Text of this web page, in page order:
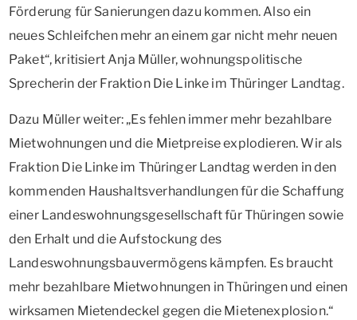
Förderung für Sanierungen dazu kommen. Also ein
neues Schleifchen mehr an einem gar nicht mehr neuen
Paket“, kritisiert Anja Müller, wohnungspolitische
Sprecherin der Fraktion Die Linke im Thüringer Landtag.
Dazu Müller weiter: „Es fehlen immer mehr bezahlbare
Mietwohnungen und die Mietpreise explodieren. Wir als
Fraktion Die Linke im Thüringer Landtag werden in den
kommenden Haushaltsverhandlungen für die Schaffung
einer Landeswohnungsgesellschaft für Thüringen sowie
den Erhalt und die Aufstockung des
Landeswohnungsbauvermögens kämpfen. Es braucht
mehr bezahlbare Mietwohnungen in Thüringen und einen
wirksamen Mietendeckel gegen die Mietenexplosion.“